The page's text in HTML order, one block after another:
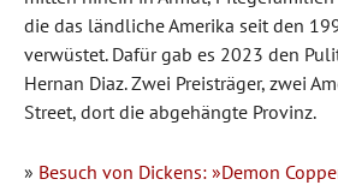
die das ländliche Amerika seit den
verwüstet. Dafür gab es 2023 den
Hernan Diaz. Zwei Preisträger, zwei
Street, dort die abgehängte Provinz.
» Besuch von Dickens: »Demon